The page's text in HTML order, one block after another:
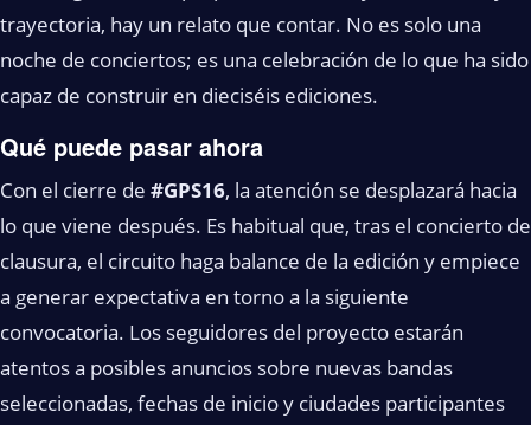
trayectoria, hay un relato que contar. No es solo una
noche de conciertos; es una celebración de lo que ha sido
capaz de construir en dieciséis ediciones.
Qué puede pasar ahora
Con el cierre de #GPS16, la atención se desplazará hacia
lo que viene después. Es habitual que, tras el concierto de
clausura, el circuito haga balance de la edición y empiece
a generar expectativa en torno a la siguiente
convocatoria. Los seguidores del proyecto estarán
atentos a posibles anuncios sobre nuevas bandas
seleccionadas, fechas de inicio y ciudades participantes